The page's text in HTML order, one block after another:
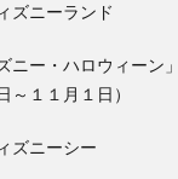
ズニーランド
ニー・ハロウィーン
～１１月１日）
ズニーシー